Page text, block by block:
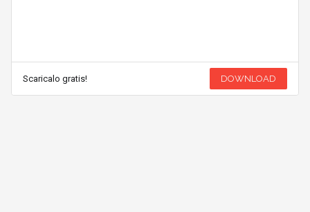
Scaricalo gratis! DOWNLOAD